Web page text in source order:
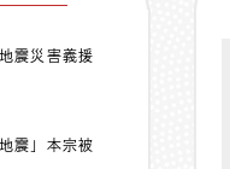
震災害義援
震」本宗被